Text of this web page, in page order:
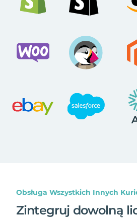
Obsługa Wszystkich Innych
Zintegruj dowolną